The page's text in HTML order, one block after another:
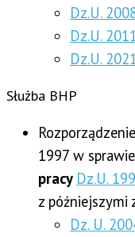
Dz.U.
Dz.U.
Dz.U.
Służba BHP
1997 w sprawie
pracy Dz.U.
z późniejszymi
Dz. U.